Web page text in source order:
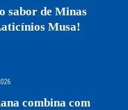
sabor de Minas
Musa!
combina com